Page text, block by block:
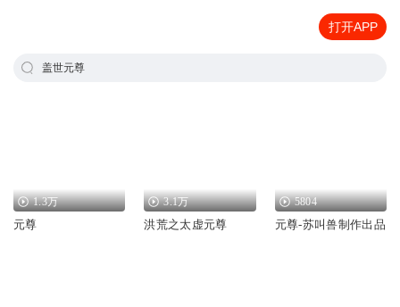
打开APP
盖世元尊
1.3万
元尊
3.1万
洪荒之太虚元尊
5804
元尊-苏叫兽制作出品